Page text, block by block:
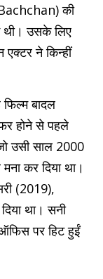
की
थी। उसके लिए
ने किन्हीं
बादल
होने से पहले
उसी साल 2000
कर दिया था।
(2019),
था। सनी
पर हिट हुईं